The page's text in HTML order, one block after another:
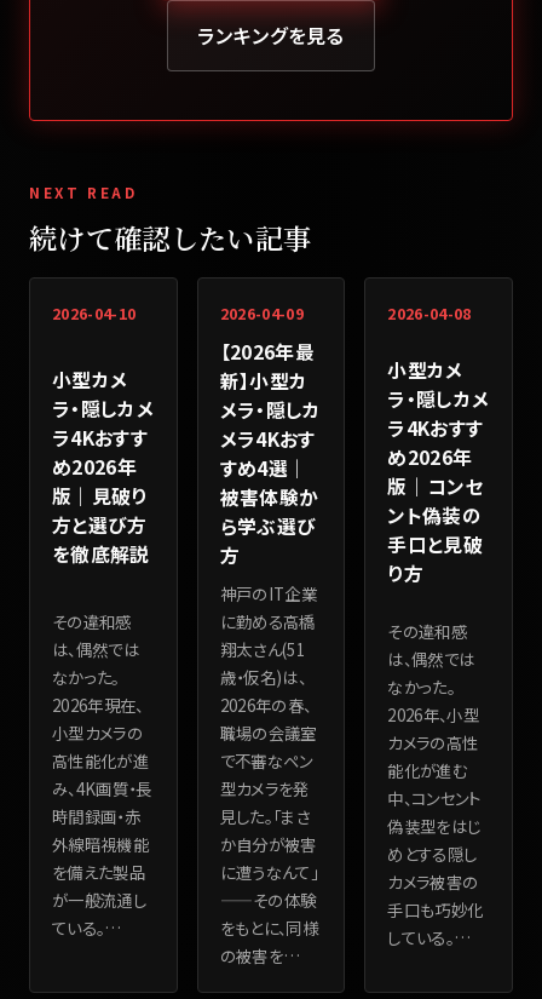
ランキングを見る
NEXT READ
続けて確認したい記事
2026-04-10
小型カメ
ラ・隠しカメ
ラ4Kおすす
め2026年
版｜見破り
方と選び方
を徹底解説
その違和感
は、偶然では
なかった。
2026年現在、
小型カメラの
高性能化が進
み、4K画質・長
時間録画・赤
外線暗視機能
を備えた製品
が一般流通し
ている。…
2026-04-09
【2026年最
新】小型カ
メラ・隠しカ
メラ4Kおす
すめ4選｜
被害体験か
ら学ぶ選び
方
神戸のIT企業
に勤める高橋
翔太さん(51
歳・仮名)は、
2026年の春、
職場の会議室
で不審なペン
型カメラを発
見した。「まさ
か自分が被害
に遭うなんて」
——その体験
をもとに、同様
の被害を…
2026-04-08
小型カメ
ラ・隠しカメ
ラ4Kおすす
め2026年
版｜コンセ
ント偽装の
手口と見破
り方
その違和感
は、偶然では
なかった。
2026年、小型
カメラの高性
能化が進む
中、コンセント
偽装型をはじ
めとする隠し
カメラ被害の
手口も巧妙化
している。…